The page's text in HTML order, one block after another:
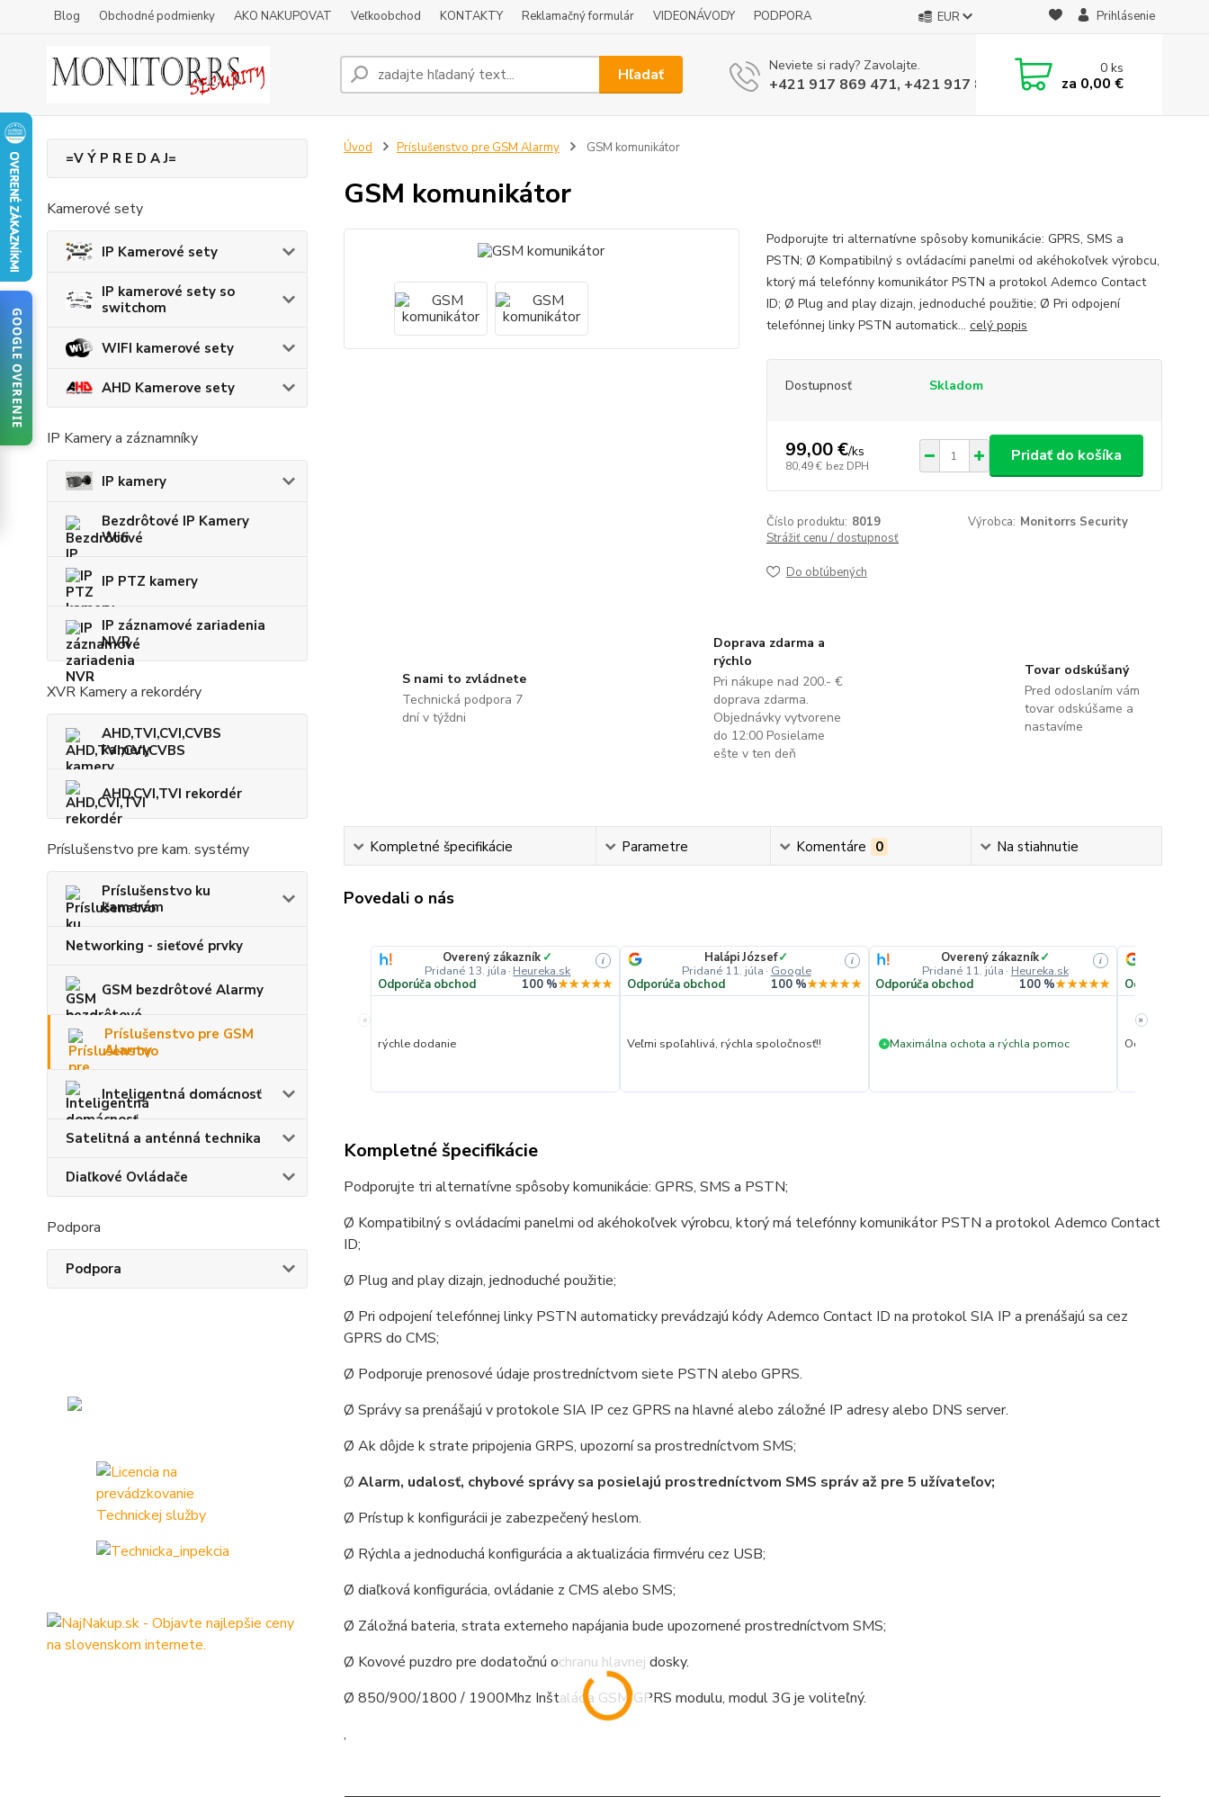
Blog Obchodné podmienky AKO NAKUPOVAT Veľkoobchod KONTAKTY Reklamačný formulár VIDEONÁVODY PODPORA EUR Prihlásenie
Hľadať Neviete si rady? Zavolajte.
+421 917 869 471, +421 917 817 905
0ks
za 0,00 €
=V Ý P R E D A J=
Kamerové sety
IP Kamerové sety
IP kamerové sety so
switchom
WIFI kamerové sety
AHD Kamerove sety
IP Kamery a záznamníky
IP kamery
Bezdrôtové IP Kamery
Wifi
IP PTZ kamery
IP záznamové zariadenia
NVR
XVR Kamery a rekordéry
AHD,TVI,CVI,CVBS
kamery
AHD,CVI,TVI rekordér
Príslušenstvo pre kam. systémy
Príslušenstvo ku
kamerám
Networking - sieťové prvky
GSM bezdrôtové Alarmy
Príslušenstvo pre GSM
Alarmy
Inteligentná domácnosť
Satelitná a anténná technika
Diaľkové Ovládače
Podpora
Podpora
Úvod Príslušenstvo pre GSM Alarmy GSM komunikátor
GSM komunikátor
Podporujte tri alternatívne spôsoby komunikácie: GPRS, SMS a
PSTN; Ø Kompatibilný s ovládacími panelmi od akéhokoľvek výrobcu,
ktorý má telefónny komunikátor PSTN a protokol Ademco Contact
ID; Ø Plug and play dizajn, jednoduché použitie; Ø Pri odpojení
telefónnej linky PSTN automatick... celý popis
Dostupnosť Skladom
99,00 €/ks
80,49 € bez DPH
Pridať do košíka
Číslo produktu: 8019 Výrobca: Monitorrs Security
Strážiť cenu / dostupnosť
Do obľúbených
S nami to zvládnete
Technická podpora 7
dní v týždni
Doprava zdarma a
rýchlo
Pri nákupe nad 200.- €
doprava zdarma.
Objednávky vytvorene
do 12:00 Posielame
ešte v ten deň
Tovar odskúšaný
Pred odoslaním vám
tovar odskúšame a
nastavíme
Kompletné špecifikácie Parametre Komentáre 0 Na stiahnutie
Povedali o nás
«
Overený zákazník ✓
Pridané 13. júla · Heureka.sk
i
Odporúča obchod 100 %★★★★★
rýchle dodanie
Halápi József✓
Pridané 11. júla · Google
i
Odporúča obchod 100 %★★★★★
Veľmi spoľahlivá, rýchla spoločnosť!!
Overený zákazník✓
Pridané 11. júla · Heureka.sk
i
Odporúča obchod 100 %★★★★★
+ Maximálna ochota a rýchla pomoc
Odporúča
Ochota pomôcť.
»
Kompletné špecifikácie
Podporujte tri alternatívne spôsoby komunikácie: GPRS, SMS a PSTN;
Ø Kompatibilný s ovládacími panelmi od akéhokoľvek výrobcu, ktorý má telefónny komunikátor PSTN a protokol Ademco Contact
ID;
Ø Plug and play dizajn, jednoduché použitie;
Ø Pri odpojení telefónnej linky PSTN automaticky prevádzajú kódy Ademco Contact ID na protokol SIA IP a prenášajú sa cez
GPRS do CMS;
Ø Podporuje prenosové údaje prostredníctvom siete PSTN alebo GPRS.
Ø Správy sa prenášajú v protokole SIA IP cez GPRS na hlavné alebo záložné IP adresy alebo DNS server.
Ø Ak dôjde k strate pripojenia GRPS, upozorní sa prostredníctvom SMS;
Ø Alarm, udalosť, chybové správy sa posielajú prostredníctvom SMS správ až pre 5 užívateľov;
Ø Prístup k konfigurácii je zabezpečený heslom.
Ø Rýchla a jednoduchá konfigurácia a aktualizácia firmvéru cez USB;
Ø diaľková konfigurácia, ovládanie z CMS alebo SMS;
Ø Záložná bateria, strata externeho napájania bude upozornené prostredníctvom SMS;
Ø Kovové puzdro pre dodatočnú ochranu hlavnej dosky.
Ø 850/900/1800 / 1900Mhz Inštalácia GSM GPRS modulu, modul 3G je voliteľný.
,
GOOGLE OVERENIE